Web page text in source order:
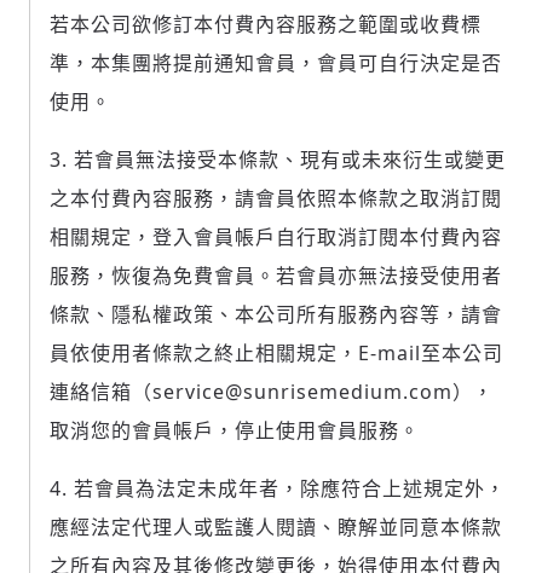
若本公司欲修訂本付費內容服務之範圍或收費標
準，本集團將提前通知會員，會員可自行決定是否
使用。
若會員無法接受本條款、現有或未來衍生或變更
之本付費內容服務，請會員依照本條款之取消訂閱
相關規定，登入會員帳戶自行取消訂閱本付費內容
服務，恢復為免費會員。若會員亦無法接受使用者
條款、隱私權政策、本公司所有服務內容等，請會
員依使用者條款之終止相關規定，E-mail至本公司
連絡信箱（service@sunrisemedium.com），
取消您的會員帳戶，停止使用會員服務。
若會員為法定未成年者，除應符合上述規定外，
應經法定代理人或監護人閱讀、瞭解並同意本條款
之所有內容及其後修改變更後，始得使用本付費內